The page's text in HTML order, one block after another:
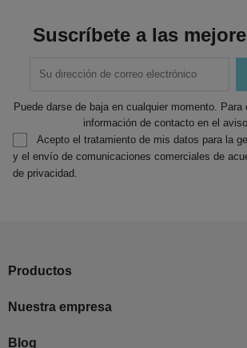
Suscríbete a las
Puede darse de baja en cualquier momento.
información de contacto en el aviso
Acepto el tratamiento de mis datos para la
y el envío de comunicaciones comerciales de
de privacidad.
Productos
Nuestra empresa
Blog